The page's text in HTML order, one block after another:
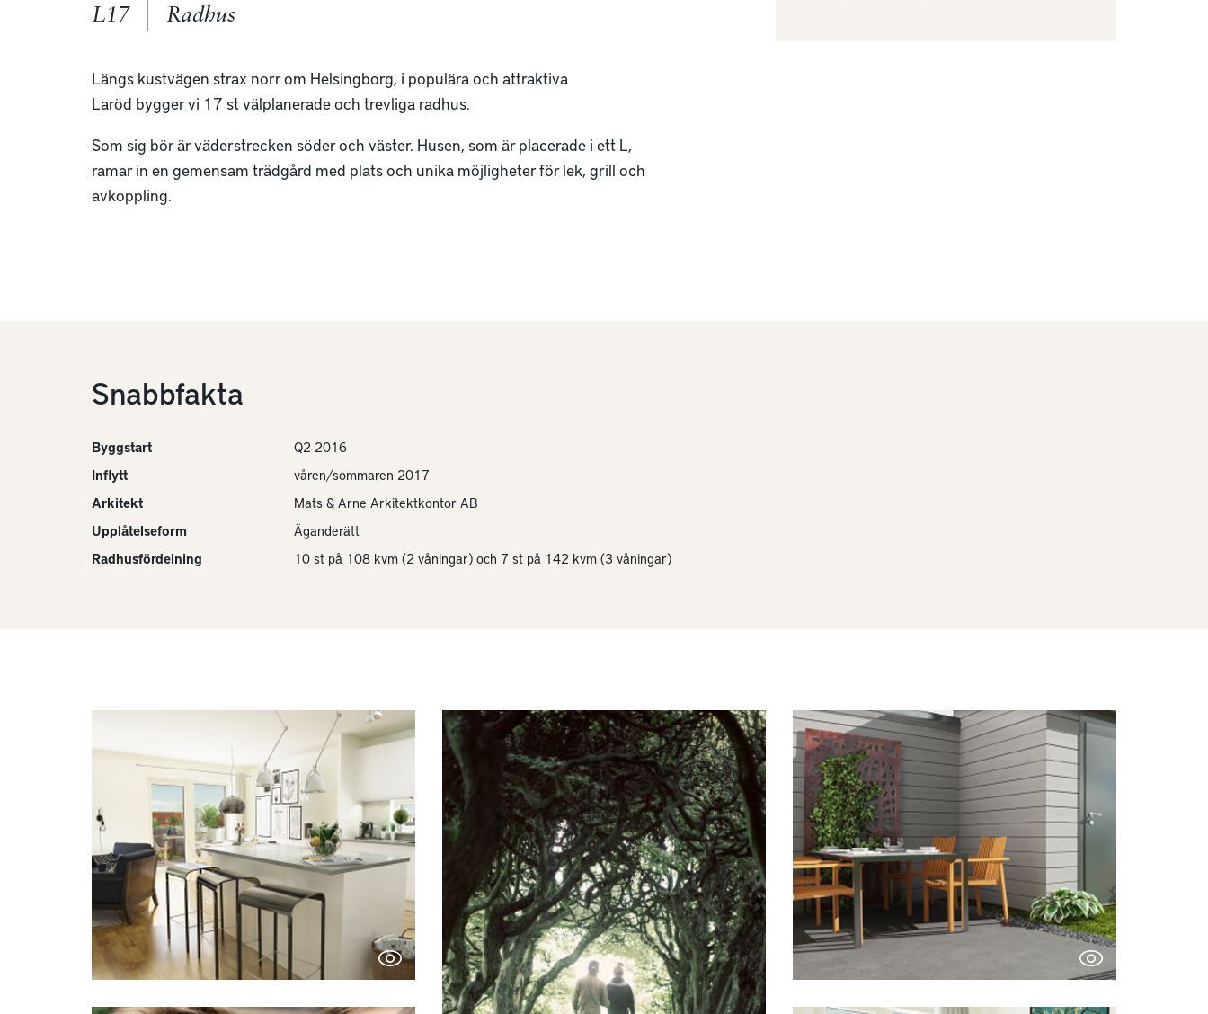
L17 Radhus
Längs kustvägen strax norr om Helsingborg, i populära och attraktiva
Laröd bygger vi 17 st välplanerade och trevliga radhus.
Som sig bör är väderstrecken söder och väster. Husen, som är placerade i ett L,
ramar in en gemensam trädgård med plats och unika möjligheter för lek, grill och
avkoppling.
Snabbfakta
Byggstart
Q2 2016
Inflytt
våren/sommaren 2017
Arkitekt
Mats & Arne Arkitektkontor AB
Upplåtelseform
Äganderätt
Radhusfördelning
10 st på 108 kvm (2 våningar) och 7 st på 142 kvm (3 våningar)